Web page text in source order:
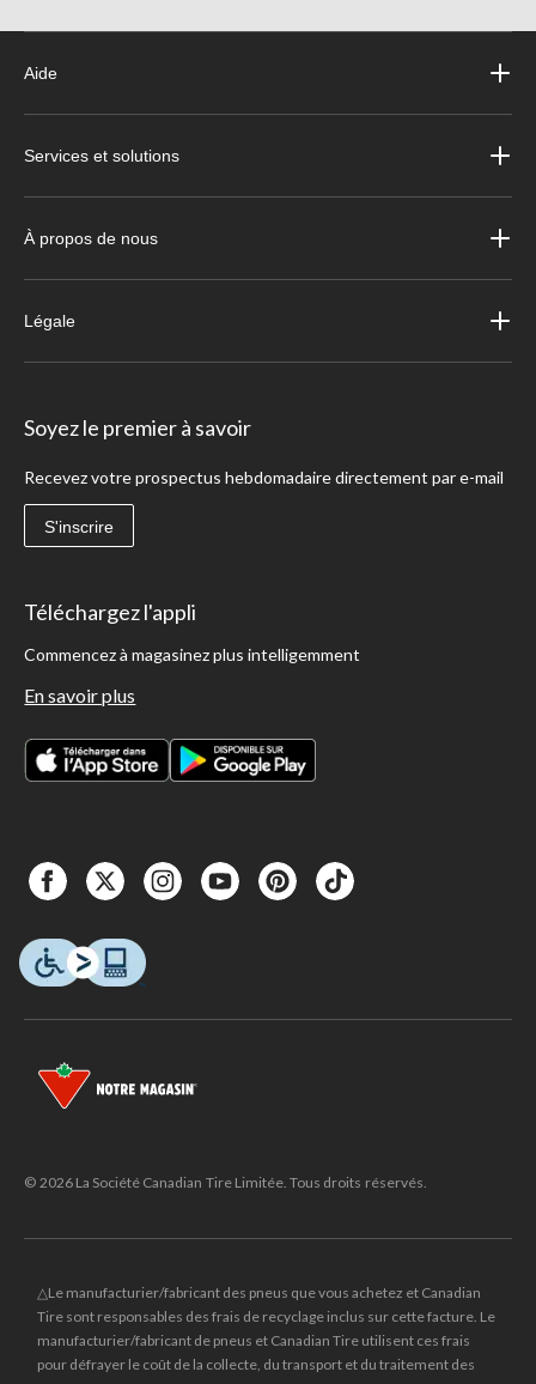
Aide
Services et solutions
À propos de nous
Légale
Soyez le premier à savoir
Recevez votre prospectus hebdomadaire directement par e-mail
S'inscrire
Téléchargez l'appli
Commencez à magasinez plus intelligemment
En savoir plus
© 2026 La Société Canadian Tire Limitée. Tous droits réservés.
△Le manufacturier/fabricant des pneus que vous achetez et Canadian
Tire sont responsables des frais de recyclage inclus sur cette facture. Le
manufacturier/fabricant de pneus et Canadian Tire utilisent ces frais
pour défrayer le coût de la collecte, du transport et du traitement des